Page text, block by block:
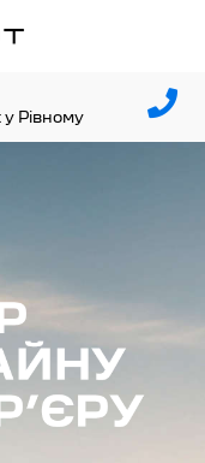
Рівному